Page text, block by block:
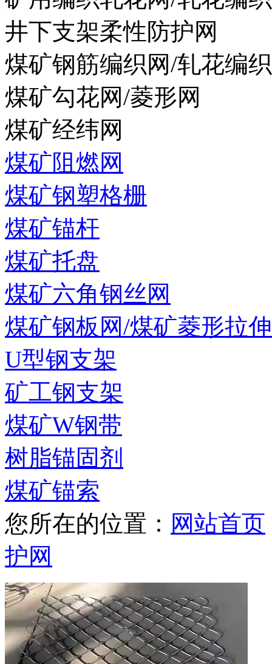
井下支架柔性防护网
煤矿钢筋编织网/轧花编
煤矿勾花网/菱形网
煤矿经纬网
煤矿阻燃网
煤矿钢塑格栅
煤矿锚杆
煤矿托盘
煤矿六角钢丝网
煤矿钢板网/煤矿菱形拉
U型钢支架
矿工钢支架
煤矿W钢带
树脂锚固剂
煤矿锚索
您所在的位置： 网站首页
护网